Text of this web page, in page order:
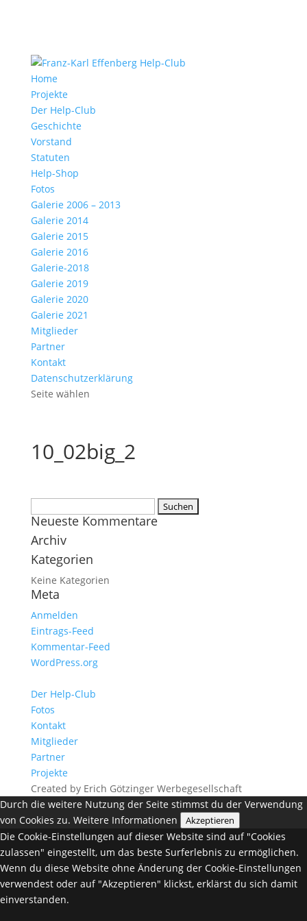
Home
Projekte
Der Help-Club
Geschichte
Vorstand
Statuten
Help-Shop
Fotos
Galerie 2006 – 2013
Galerie 2014
Galerie 2015
Galerie 2016
Galerie-2018
Galerie 2019
Galerie 2020
Galerie 2021
Mitglieder
Partner
Kontakt
Datenschutzerklärung
Seite wählen
10_02big_2
nach:
Neueste Kommentare
Archiv
Kategorien
Keine Kategorien
Meta
Anmelden
Eintrags-Feed
Kommentar-Feed
WordPress.org
Der Help-Club
Fotos
Kontakt
Mitglieder
Partner
Projekte
Created by Erich Götzinger Werbegesellschaft
Durch die weitere Nutzung der Seite stimmst du der Verwendung
von Cookies zu. Weitere Informationen Akzeptieren
Die Cookie-Einstellungen auf dieser Website sind auf "Cookies
zulassen" eingestellt, um das beste Surferlebnis zu ermöglichen.
Wenn du diese Website ohne Änderung der Cookie-Einstellungen
verwendest oder auf "Akzeptieren" klickst, erklärst du sich damit
einverstanden.